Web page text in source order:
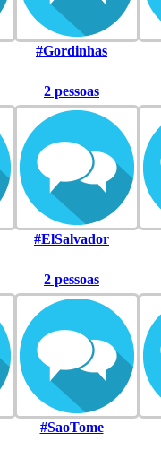
#Gordinhas
2 pessoas
#ElSalvador
2 pessoas
#SaoTome